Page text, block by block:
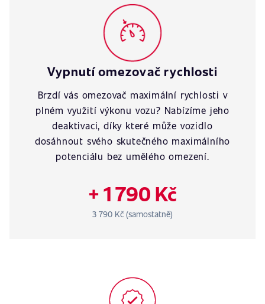
Vypnutí omezovač rychlosti
Brzdí vás omezovač maximální rychlosti v
plném využití výkonu vozu? Nabízíme jeho
deaktivaci, díky které může vozidlo
dosáhnout svého skutečného maximálního
potenciálu bez umělého omezení.
+ 1 790 Kč
3 790 Kč (samostatně)